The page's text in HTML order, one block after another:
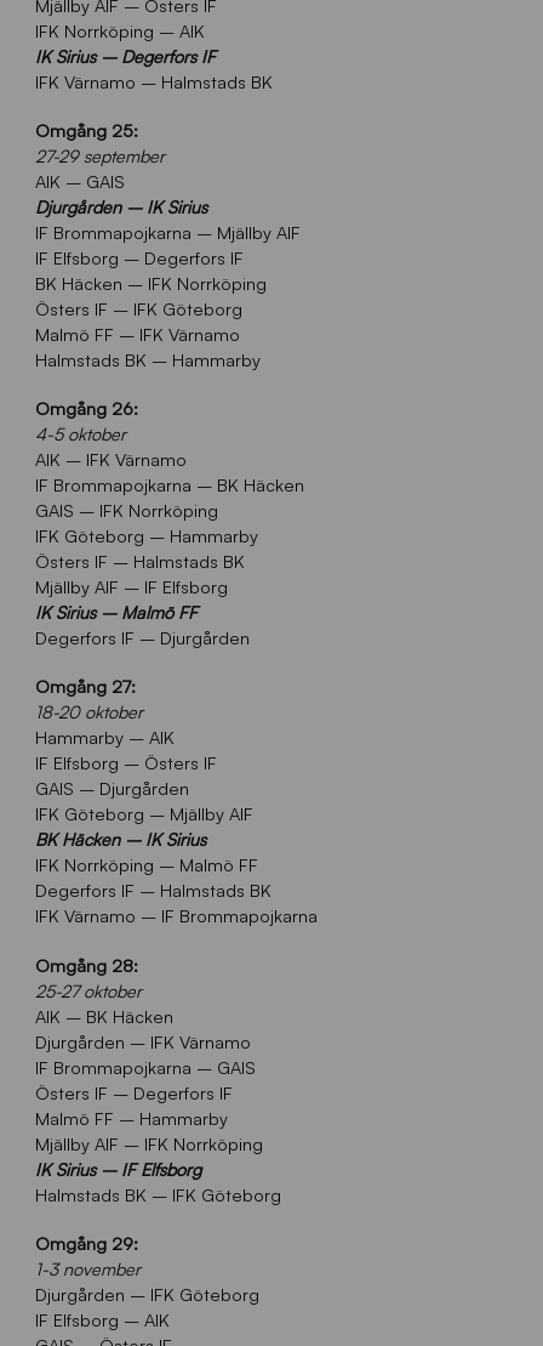
Mjällby AIF – Östers IF
IFK Norrköping – AIK
IK Sirius – Degerfors IF
IFK Värnamo – Halmstads BK
Omgång 25:
27-29 september
AIK – GAIS
Djurgården – IK Sirius
IF Brommapojkarna – Mjällby AIF
IF Elfsborg – Degerfors IF
BK Häcken – IFK Norrköping
Östers IF – IFK Göteborg
Malmö FF – IFK Värnamo
Halmstads BK – Hammarby
Omgång 26:
4-5 oktober
AIK – IFK Värnamo
IF Brommapojkarna – BK Häcken
GAIS – IFK Norrköping
IFK Göteborg – Hammarby
Östers IF – Halmstads BK
Mjällby AIF – IF Elfsborg
IK Sirius – Malmö FF
Degerfors IF – Djurgården
Omgång 27:
18-20 oktober
Hammarby – AIK
IF Elfsborg – Östers IF
GAIS – Djurgården
IFK Göteborg – Mjällby AIF
BK Häcken – IK Sirius
IFK Norrköping – Malmö FF
Degerfors IF – Halmstads BK
IFK Värnamo – IF Brommapojkarna
Omgång 28:
25-27 oktober
AIK – BK Häcken
Djurgården – IFK Värnamo
IF Brommapojkarna – GAIS
Östers IF – Degerfors IF
Malmö FF – Hammarby
Mjällby AIF – IFK Norrköping
IK Sirius – IF Elfsborg
Halmstads BK – IFK Göteborg
Omgång 29:
1-3 november
Djurgården – IFK Göteborg
IF Elfsborg – AIK